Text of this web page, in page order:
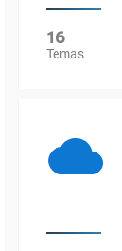
16
Temas